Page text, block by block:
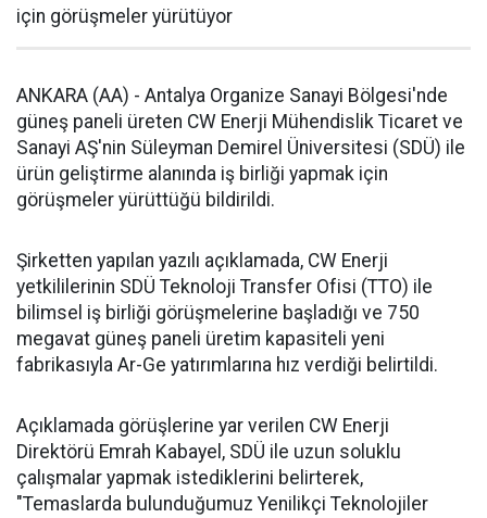
için görüşmeler yürütüyor
ANKARA (AA) - Antalya Organize Sanayi Bölgesi'nde
güneş paneli üreten CW Enerji Mühendislik Ticaret ve
Sanayi AŞ'nin Süleyman Demirel Üniversitesi (SDÜ) ile
ürün geliştirme alanında iş birliği yapmak için
görüşmeler yürüttüğü bildirildi.
Şirketten yapılan yazılı açıklamada, CW Enerji
yetkililerinin SDÜ Teknoloji Transfer Ofisi (TTO) ile
bilimsel iş birliği görüşmelerine başladığı ve 750
megavat güneş paneli üretim kapasiteli yeni
fabrikasıyla Ar-Ge yatırımlarına hız verdiği belirtildi.
Açıklamada görüşlerine yar verilen CW Enerji
Direktörü Emrah Kabayel, SDÜ ile uzun soluklu
çalışmalar yapmak istediklerini belirterek,
"Temaslarda bulunduğumuz Yenilikçi Teknolojiler